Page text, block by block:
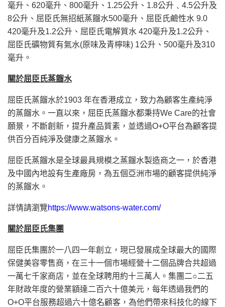
毫升、620毫升、800毫升、1.25公升、1.8公升﹑4.5公升及
8公升、屈臣氏無招紙蒸餾水500毫升、屈臣氏鹼性水 9.0
420毫升及1.2公升、屈臣氏電解質水 420毫升及1.2公升、
屈臣氏礦物質有氣水(原味及青檸味) 1公升、500毫升及310
毫升。
關於屈臣氏蒸餾水
屈臣氏蒸餾水於1903 年在香港成立，致力為顧客生產純淨
的蒸餾水。一直以來，屈臣氏蒸餾水都秉持We Care的社會
願景，不斷創新，提升產品質素，並透過O+O平台為顧客提
供百分百純淨及健康之蒸餾水。
屈臣氏蒸餾水是全球最具規模之蒸餾水製造商之一，於香港
及中國內地設有生產廠房，為五個亞洲市場的顧客提供純淨
的蒸餾水。
詳情請瀏覽https://www.watsons-water.com/
關於屈臣氏集團
屈臣氏集團於一八四一年創立，現已發展成全球最大的國際
保健美容零售商，在三十一個市場經營十二個品牌合共超過
一萬七千家商店，並在全球聘用約十三萬人。集團二○二五
年財政年度的營業額達二百六十億美元，每年透過我們的
O+O平台服務超過六十億名顧客，為他們帶來科技化的線下